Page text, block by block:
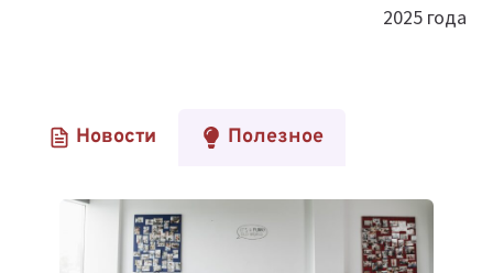
2025 года
Новости Полезное